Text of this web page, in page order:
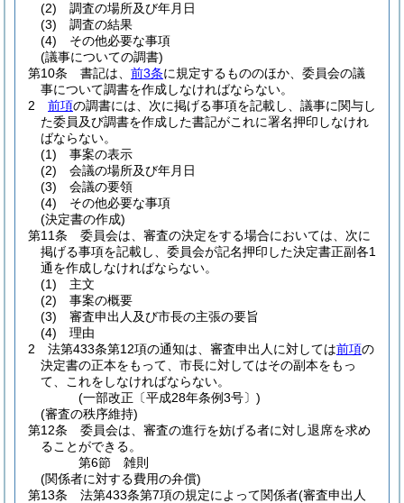
(2)
調査の場所及び年月日
(3)
調査の結果
(4)
その他必要な事項
(議事についての調書)
第10条
書記は、 前3条に規定するもののほか、委員会の議
事について調書を作成しなければならない。
2
前項の調書には、次に掲げる事項を記載し、議事に関与し
た委員及び調書を作成した書記がこれに署名押印しなけれ
ばならない。
(1)
事案の表示
(2)
会議の場所及び年月日
(3)
会議の要領
(4)
その他必要な事項
(決定書の作成)
第11条
委員会は、審査の決定をする場合においては、次に
掲げる事項を記載し、委員会が記名押印した決定書正副各1
通を作成しなければならない。
(1)
主文
(2)
事案の概要
(3)
審査申出人及び市長の主張の要旨
(4)
理由
2
法第433条第12項の通知は、審査申出人に対しては前項の
決定書の正本をもって、市長に対してはその副本をもっ
て、これをしなければならない。
(一部改正〔平成28年条例3号〕)
(審査の秩序維持)
第12条
委員会は、審査の進行を妨げる者に対し退席を求め
ることができる。
第6節
雑則
(関係者に対する費用の弁償)
第13条
法第433条第7項の規定によって関係者(審査申出人